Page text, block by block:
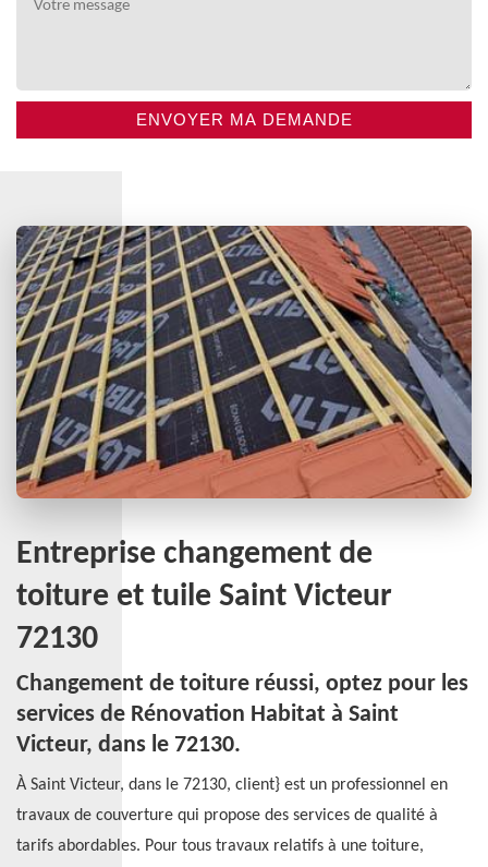
Entreprise changement de
toiture et tuile Saint Victeur
72130
Changement de toiture réussi, optez pour les
services de Rénovation Habitat à Saint
Victeur, dans le 72130.
À Saint Victeur, dans le 72130, client} est un professionnel en
travaux de couverture qui propose des services de qualité à
tarifs abordables. Pour tous travaux relatifs à une toiture,